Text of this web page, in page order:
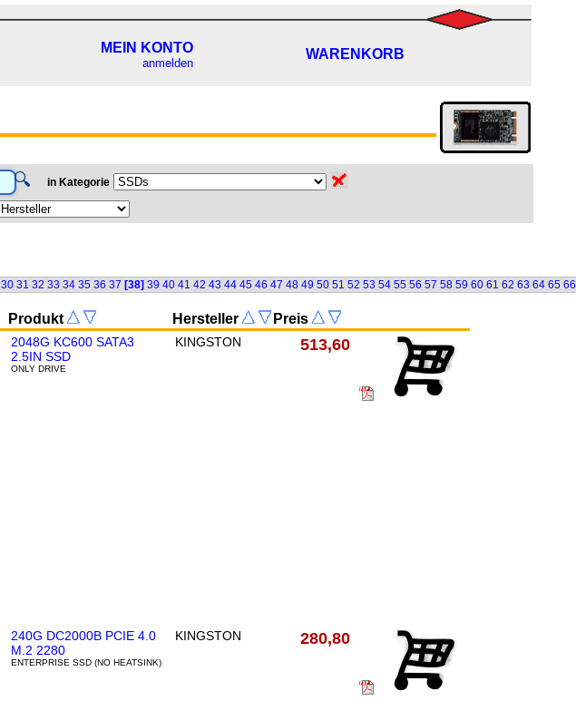
MEIN KONTO
anmelden
WARENKORB
🔍 in Kategorie
30 31 32 33 34 35 36 37 [38] 39 40 41 42 43 44 45 46 47 48 49 50 51 52 53 54 55 56 57 58 59 60 61 62 63 64 65 66
Produkt Hersteller Preis
2048G KC600 SATA3
2.5IN SSD
ONLY DRIVE
KINGSTON 513,60
240G DC2000B PCIE 4.0
M.2 2280
ENTERPRISE SSD (NO HEATSINK)
KINGSTON 280,80